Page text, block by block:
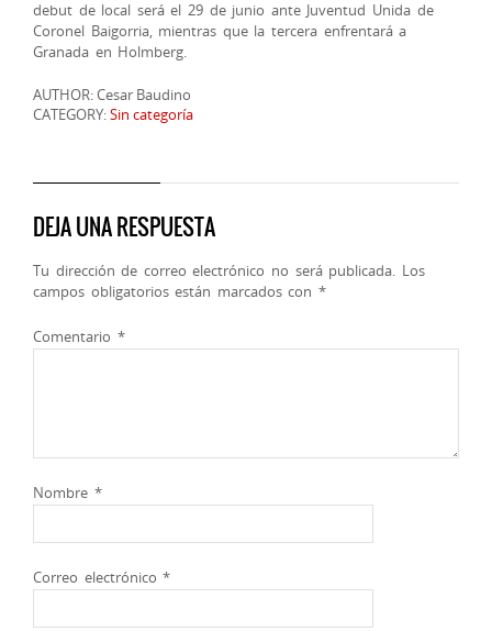
debut de local será el 29 de junio ante Juventud Unida de
Coronel Baigorria, mientras que la tercera enfrentará a
Granada en Holmberg.
AUTHOR: Cesar Baudino
CATEGORY:Sin categoría
DEJA UNA RESPUESTA
Tu dirección de correo electrónico no será publicada. Los
campos obligatorios están marcados con *
Comentario *
Nombre *
Correo electrónico*